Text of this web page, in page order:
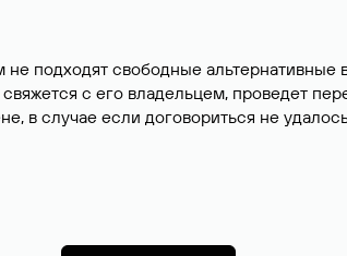
не подходят свободные
с его владельцем, проведет
в случае если договориться не